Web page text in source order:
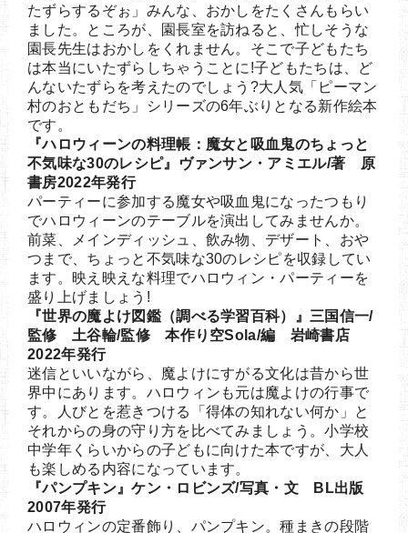
たずらするぞぉ」みんな、おかしをたくさんもらい
ました。ところが、園長室を訪ねると、忙しそうな
園長先生はおかしをくれません。そこで子どもたち
は本当にいたずらしちゃうことに!子どもたちは、ど
んないたずらを考えたのでしょう?大人気「ピーマン
村のおともだち」シリーズの6年ぶりとなる新作絵本
です。
『ハロウィーンの料理帳：魔女と吸血鬼のちょっと
不気味な30のレシピ』ヴァンサン・アミエル/著 原
書房2022年発行
パーティーに参加する魔女や吸血鬼になったつもり
でハロウィーンのテーブルを演出してみませんか。
前菜、メインディッシュ、飲み物、デザート、おや
つまで、ちょっと不気味な30のレシピを収録してい
ます。映え映えな料理でハロウィン・パーティーを
盛り上げましょう!
『世界の魔よけ図鑑（調べる学習百科）』三国信一/
監修 土谷輪/監修 本作り空Sola/編 岩崎書店
2022年発行
迷信といいながら、魔よけにすがる文化は昔から世
界中にあります。ハロウィンも元は魔よけの行事で
す。人びとを惹きつける「得体の知れない何か」と
それからの身の守り方を比べてみましょう。小学校
中学年くらいからの子どもに向けた本ですが、大人
も楽しめる内容になっています。
『パンプキン』ケン・ロビンズ/写真・文 BL出版
2007年発行
ハロウィンの定番飾り、パンプキン。種まきの段階